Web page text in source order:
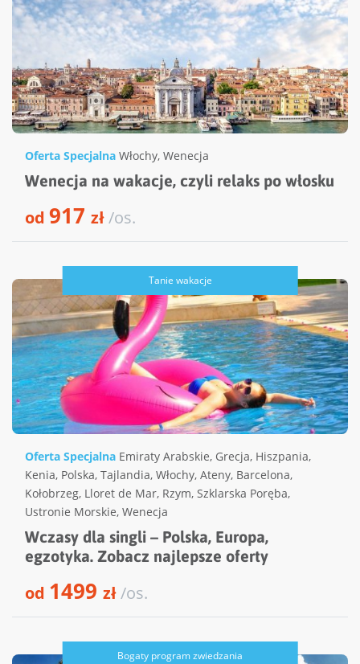
Oferta Specjalna Włochy, Wenecja
Wenecja na wakacje, czyli relaks po włosku
od 917 zł/os.
Tanie wakacje
Oferta Specjalna Emiraty Arabskie, Grecja, Hiszpania,
Kenia, Polska, Tajlandia, Włochy, Ateny, Barcelona,
Kołobrzeg, Lloret de Mar, Rzym, Szklarska Poręba,
Ustronie Morskie, Wenecja
Wczasy dla singli – Polska, Europa,
egzotyka. Zobacz najlepsze oferty
od 1499 zł/os.
Bogaty program zwiedzania